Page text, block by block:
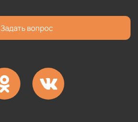
Задать вопрос